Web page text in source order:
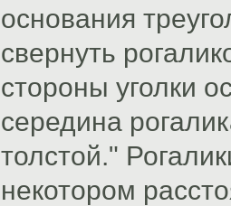
основания
свернуть
стороны уголки
середина
толстой."
некотором